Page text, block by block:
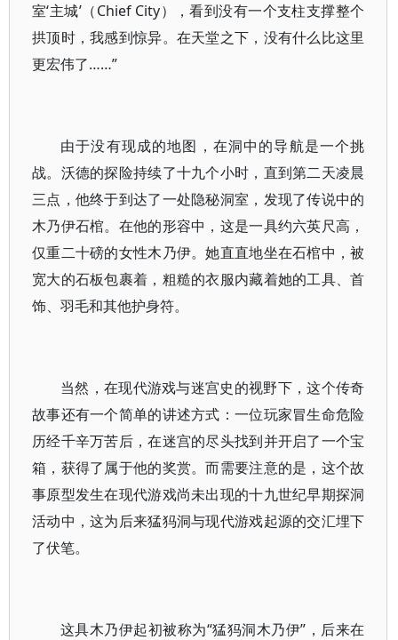
室‘主城’（Chief City），看到没有一个支柱支撑整个
拱顶时，我感到惊异。在天堂之下，没有什么比这里
更宏伟了……”
由于没有现成的地图，在洞中的导航是一个挑
战。沃德的探险持续了十九个小时，直到第二天凌晨
三点，他终于到达了一处隐秘洞室，发现了传说中的
木乃伊石棺。在他的形容中，这是一具约六英尺高，
仅重二十磅的女性木乃伊。她直直地坐在石棺中，被
宽大的石板包裹着，粗糙的衣服内藏着她的工具、首
饰、羽毛和其他护身符。
当然，在现代游戏与迷宫史的视野下，这个传奇
故事还有一个简单的讲述方式：一位玩家冒生命危险
历经千辛万苦后，在迷宫的尽头找到并开启了一个宝
箱，获得了属于他的奖赏。而需要注意的是，这个故
事原型发生在现代游戏尚未出现的十九世纪早期探洞
活动中，这为后来猛犸洞与现代游戏起源的交汇埋下
了伏笔。
这具木乃伊起初被称为“猛犸洞木乃伊”，后来在